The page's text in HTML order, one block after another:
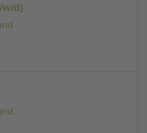
d)